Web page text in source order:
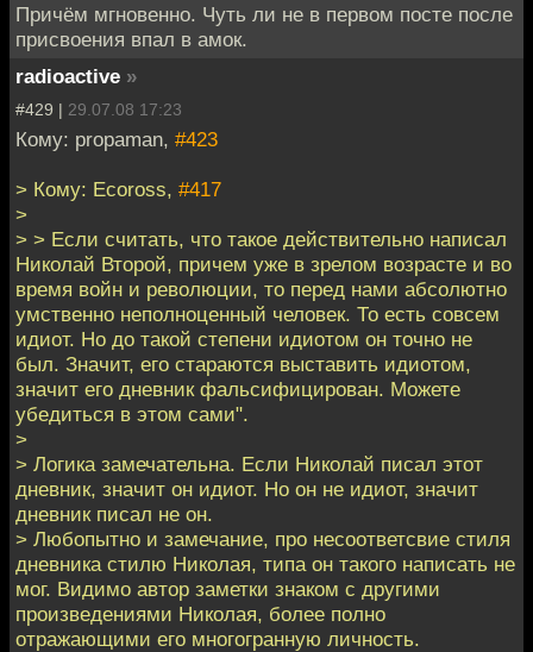
Причём мгновенно. Чуть ли не в первом посте после
присвоения впал в амок.
radioactive »
#429 | 29.07.08 17:23
Кому: propaman, #423
> Кому: Ecoross, #417
>
> > Если считать, что такое действительно написал
Николай Второй, причем уже в зрелом возрасте и во
время войн и революции, то перед нами абсолютно
умственно неполноценный человек. То есть совсем
идиот. Но до такой степени идиотом он точно не
был. Значит, его стараются выставить идиотом,
значит его дневник фальсифицирован. Можете
убедиться в этом сами".
>
> Логика замечательна. Если Николай писал этот
дневник, значит он идиот. Но он не идиот, значит
дневник писал не он.
> Любопытно и замечание, про несоответсвие стиля
дневника стилю Николая, типа он такого написать не
мог. Видимо автор заметки знаком с другими
произведениями Николая, более полно
отражающими его многогранную личность.